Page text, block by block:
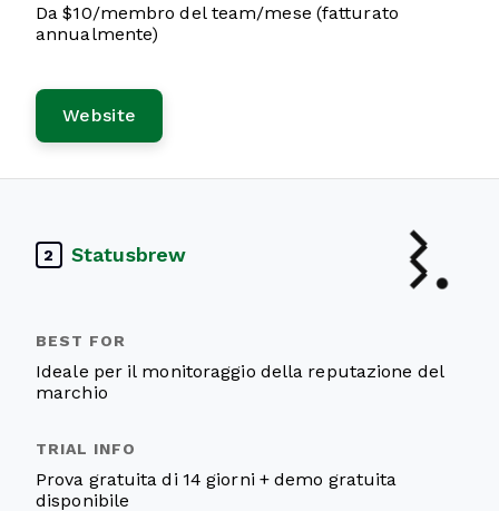
Da $10/membro del team/mese (fatturato
annualmente)
Website
2 Statusbrew
Ideale per il monitoraggio della reputazione del
marchio
Prova gratuita di 14 giorni + demo gratuita
disponibile